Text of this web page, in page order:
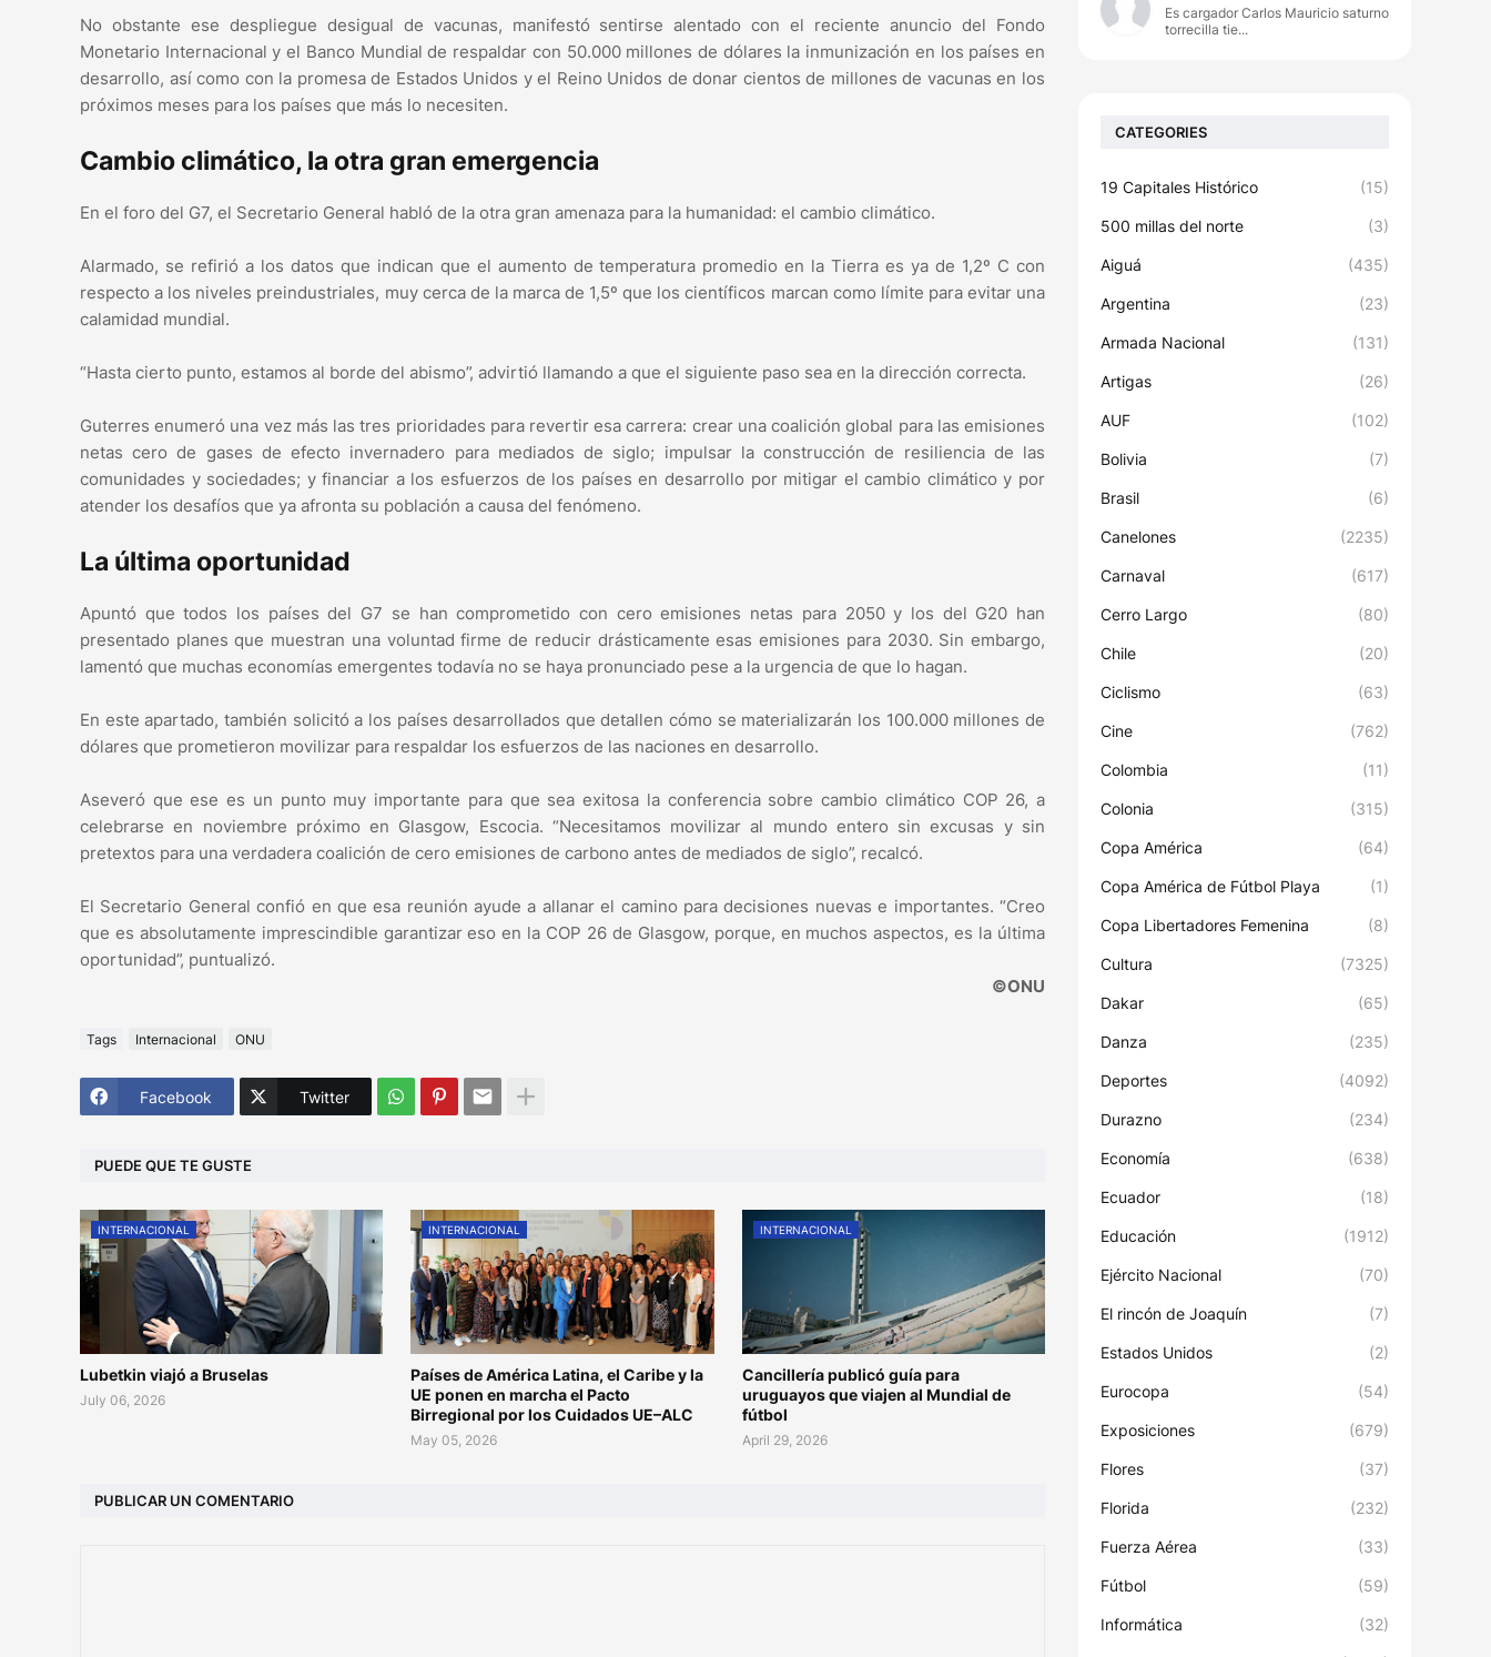
No obstante ese despliegue desigual de vacunas, manifestó sentirse alentado con el reciente anuncio del Fondo
Monetario Internacional y el Banco Mundial de respaldar con 50.000 millones de dólares la inmunización en los países en
desarrollo, así como con la promesa de Estados Unidos y el Reino Unidos de donar cientos de millones de vacunas en los
próximos meses para los países que más lo necesiten.
Cambio climático, la otra gran emergencia
En el foro del G7, el Secretario General habló de la otra gran amenaza para la humanidad: el cambio climático.
Alarmado, se refirió a los datos que indican que el aumento de temperatura promedio en la Tierra es ya de 1,2º C con
respecto a los niveles preindustriales, muy cerca de la marca de 1,5º que los científicos marcan como límite para evitar una
calamidad mundial.
“Hasta cierto punto, estamos al borde del abismo”, advirtió llamando a que el siguiente paso sea en la dirección correcta.
Guterres enumeró una vez más las tres prioridades para revertir esa carrera: crear una coalición global para las emisiones
netas cero de gases de efecto invernadero para mediados de siglo; impulsar la construcción de resiliencia de las
comunidades y sociedades; y financiar a los esfuerzos de los países en desarrollo por mitigar el cambio climático y por
atender los desafíos que ya afronta su población a causa del fenómeno.
La última oportunidad
Apuntó que todos los países del G7 se han comprometido con cero emisiones netas para 2050 y los del G20 han
presentado planes que muestran una voluntad firme de reducir drásticamente esas emisiones para 2030. Sin embargo,
lamentó que muchas economías emergentes todavía no se haya pronunciado pese a la urgencia de que lo hagan.
En este apartado, también solicitó a los países desarrollados que detallen cómo se materializarán los 100.000 millones de
dólares que prometieron movilizar para respaldar los esfuerzos de las naciones en desarrollo.
Aseveró que ese es un punto muy importante para que sea exitosa la conferencia sobre cambio climático COP 26, a
celebrarse en noviembre próximo en Glasgow, Escocia. “Necesitamos movilizar al mundo entero sin excusas y sin
pretextos para una verdadera coalición de cero emisiones de carbono antes de mediados de siglo”, recalcó.
El Secretario General confió en que esa reunión ayude a allanar el camino para decisiones nuevas e importantes. “Creo
que es absolutamente imprescindible garantizar eso en la COP 26 de Glasgow, porque, en muchos aspectos, es la última
oportunidad”, puntualizó.
©ONU
Tags Internacional ONU
Facebook Twitter
PUEDE QUE TE GUSTE
INTERNACIONAL
Lubetkin viajó a Bruselas
July 06, 2026
INTERNACIONAL
Países de América Latina, el Caribe y la
UE ponen en marcha el Pacto
Birregional por los Cuidados UE–ALC
May 05, 2026
INTERNACIONAL
Cancillería publicó guía para
uruguayos que viajen al Mundial de
fútbol
April 29, 2026
PUBLICAR UN COMENTARIO
Es cargador Carlos Mauricio saturno
torrecilla tie...
CATEGORIES
19 Capitales Histórico (15)
500 millas del norte (3)
Aiguá (435)
Argentina (23)
Armada Nacional (131)
Artigas (26)
AUF (102)
Bolivia (7)
Brasil (6)
Canelones (2235)
Carnaval (617)
Cerro Largo (80)
Chile (20)
Ciclismo (63)
Cine (762)
Colombia (11)
Colonia (315)
Copa América (64)
Copa América de Fútbol Playa (1)
Copa Libertadores Femenina (8)
Cultura (7325)
Dakar (65)
Danza (235)
Deportes (4092)
Durazno (234)
Economía (638)
Ecuador (18)
Educación (1912)
Ejército Nacional (70)
El rincón de Joaquín (7)
Estados Unidos (2)
Eurocopa (54)
Exposiciones (679)
Flores (37)
Florida (232)
Fuerza Aérea (33)
Fútbol (59)
Informática (32)